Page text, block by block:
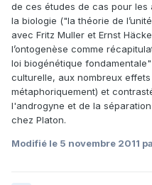
de ces études de cas pour
la biologie ("la théorie de
avec Fritz Muller et Ernst
l’ontogenèse comme
loi biogénétique
culturelle, aux nombreux
métaphoriquement) et
l'androgyne et de la
chez Platon.
Modifié le 5 novembre 2011